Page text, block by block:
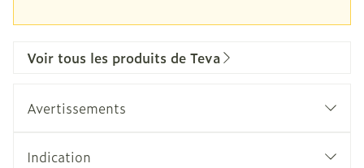
Voir tous les produits de Teva
Avertissements
Indication